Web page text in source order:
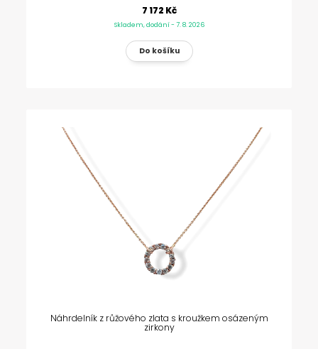
7 172 Kč
Skladem, dodání - 7. 8. 2026
Náhrdelník z růžového zlata s kroužkem osázeným
zirkony